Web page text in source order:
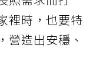
裡時，也要特
營造出安穩、